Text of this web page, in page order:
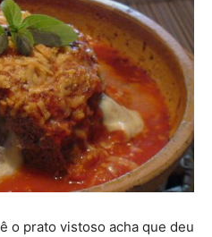
o prato vistoso acha que deu